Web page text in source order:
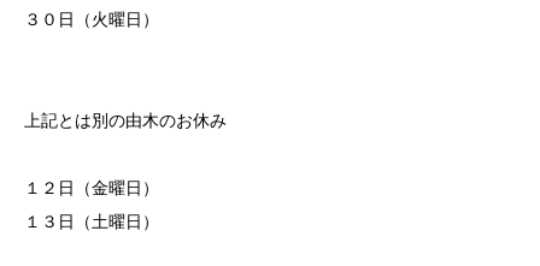
３０日（火曜日）
上記とは別の由木のお休み
１２日（金曜日）
１３日（土曜日）